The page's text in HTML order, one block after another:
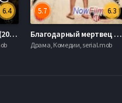
6.4
Космос между нами (2017)
6.3
5.7
Благодарный мертвец / Благодарность мёртвых (2013)
Драма, Комедии, serial.mob